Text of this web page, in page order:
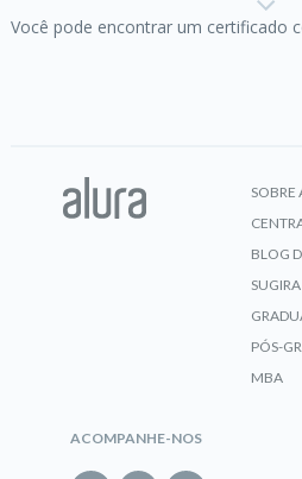
Concluído em
Carreira
Erudito
criação de
Você pode encontrar um certificado
SOBRE
BLOG
PÓS-
MBA
ACOMPANHE-NOS